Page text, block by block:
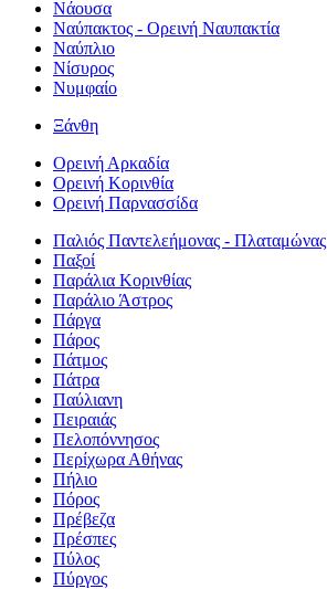
Νάουσα
Ναύπακτος - Ορεινή Ναυπακτία
Ναύπλιο
Νίσυρος
Νυμφαίο
Ξάνθη
Ορεινή Αρκαδία
Ορεινή Κορινθία
Ορεινή Παρνασσίδα
Παλιός Παντελεήμονας - Πλαταμώνας
Παξοί
Παράλια Κορινθίας
Παράλιο Άστρος
Πάργα
Πάρος
Πάτμος
Πάτρα
Παύλιανη
Πειραιάς
Πελοπόννησος
Περίχωρα Αθήνας
Πήλιο
Πόρος
Πρέβεζα
Πρέσπες
Πύλος
Πύργος